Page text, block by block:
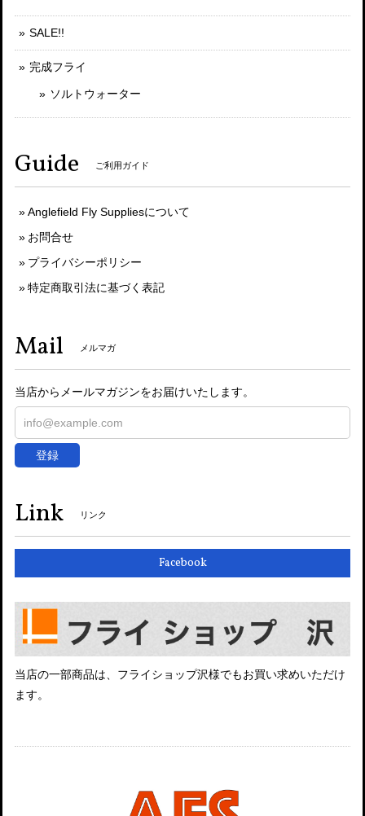
SALE!!
完成フライ
ソルトウォーター
Guide ご利用ガイド
Anglefield Fly Suppliesについて
お問合せ
プライバシーポリシー
特定商取引法に基づく表記
Mail メルマガ
当店からメールマガジンをお届けいたします。
登録
Link リンク
Facebook
当店の一部商品は、フライショップ沢様でもお買い求めいただけ
ます。